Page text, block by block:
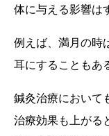
体に与える影響は
例えば、満月の時
耳にすることもあ
鍼灸治療において
治療効果も上がる